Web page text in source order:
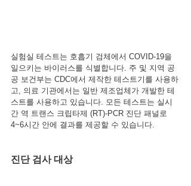
실험실 테스트는 호흡기 검체에서 COVID-19을
일으키는 바이러스를 식별합니다. 주 및 지역 공
공 보건부는 CDC에서 제작한 테스트기를 사용하
고, 의료 기관에서는 일반 제조업체가 개발한 테
스트를 사용하고 있습니다. 모든 테스트는 실시
간 역 트랜스 크립타제 (RT)-PCR 진단 패널로
4~6시간 안에 결과를 제공할 수 있습니다.
진단 검사 대상